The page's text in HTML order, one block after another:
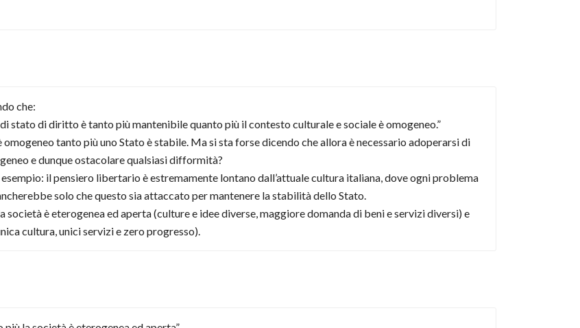
che:
stato di diritto è tanto più mantenibile quanto più il contesto culturale e sociale è omogeneo.”
tanto più uno Stato è stabile. Ma si sta forse dicendo che allora è necessario adoperarsi di
e dunque ostacolare qualsiasi difformità?
il pensiero libertario è estremamente lontano dall’attuale cultura italiana, dove ogni problema
solo che questo sia attaccato per mantenere la stabilità dello Stato.
società è eterogenea ed aperta (culture e idee diverse, maggiore domanda di beni e servizi diversi) e
cultura, unici servizi e zero progresso).